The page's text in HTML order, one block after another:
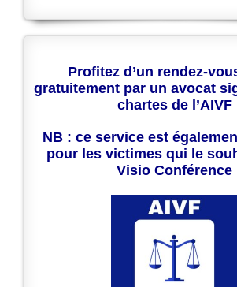
Profitez d’un rendez-
gratuitement par un avocat
chartes de l’AIVF
NB : ce service est
pour les victimes qui le
Visio Conférence